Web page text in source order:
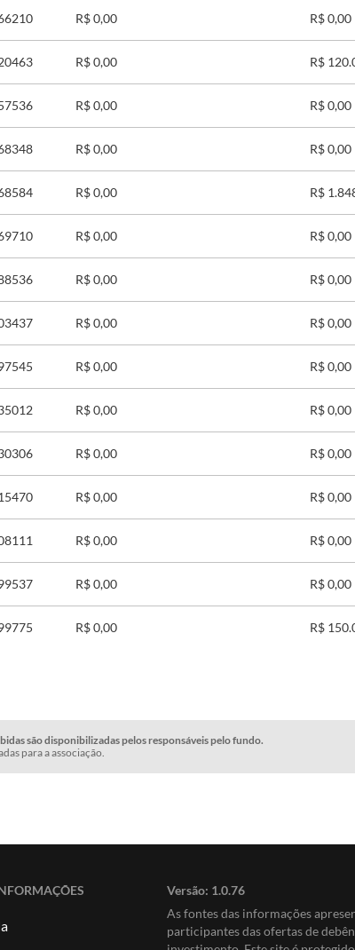
R$ 0,00 R$ 0,00
R$ 0,00 R$
R$ 0,00 R$ 0,00
R$ 0,00 R$ 0,00
R$ 0,00 R$
R$ 0,00 R$ 0,00
R$ 0,00 R$ 0,00
R$ 0,00 R$ 0,00
R$ 0,00 R$ 0,00
R$ 0,00 R$ 0,00
R$ 0,00 R$ 0,00
R$ 0,00 R$ 0,00
R$ 0,00 R$ 0,00
R$ 0,00 R$ 0,00
R$ 0,00 R$
são disponibilizadas pelos responsáveis pelo fundo.
para a associação.
Versão: 1.0.76
As fontes das informações
participantes das ofertas de